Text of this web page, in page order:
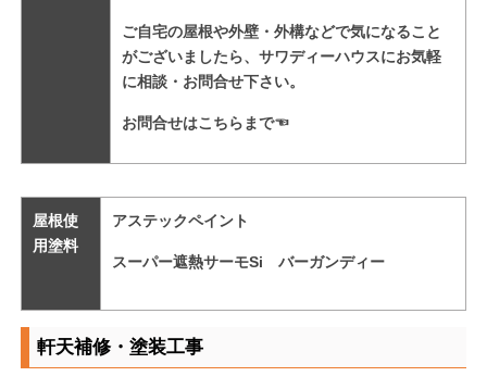
ご自宅の屋根や外壁・外構などで気になること
がございましたら、サワディーハウスにお気軽
に相談・お問合せ下さい。
お問合せはこちらまで☜
屋根使
用塗料
アステックペイント
スーパー遮熱サーモSi バーガンディー
軒天補修・塗装工事